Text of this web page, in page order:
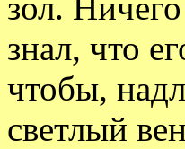
знал, что
чтобы,
светлый